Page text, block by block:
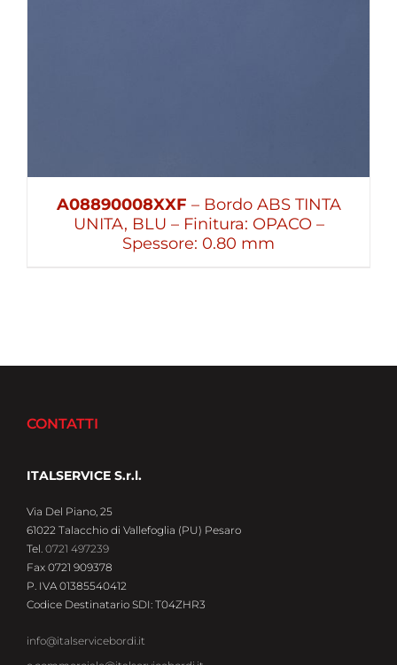
A08890008XXF – Bordo ABS TINTA
UNITA, BLU – Finitura: OPACO –
Spessore: 0.80 mm
CONTATTI
ITALSERVICE S.r.l.
Via Del Piano, 25
61022 Talacchio di Vallefoglia (PU) Pesaro
Tel. 0721 497239
Fax 0721 909378
P. IVA 01385540412
Codice Destinatario SDI: T04ZHR3
info@italservicebordi.it